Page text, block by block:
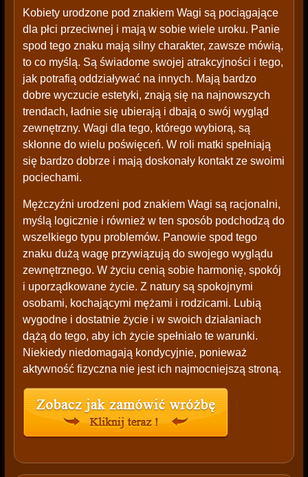
Kobiety urodzone pod znakiem Wagi są pociągające
dla płci przeciwnej i mają w sobie wiele uroku. Panie
spod tego znaku mają silny charakter, zawsze mówią,
to co myślą. Są świadome swojej atrakcyjności i tego,
jak potrafią oddziaływać na innych. Mają bardzo
dobre wyczucie estetyki, znają się na najnowszych
trendach, ładnie się ubierają i dbają o swój wygląd
zewnętrzny. Wagi dla tego, którego wybiorą, są
skłonne do wielu poświęceń. W roli matki spełniają
się bardzo dobrze i mają doskonały kontakt ze swoimi
pociechami.
Mężczyźni urodzeni pod znakiem Wagi są racjonalni,
myślą logicznie i również w ten sposób podchodzą do
wszelkiego typu problemów. Panowie spod tego
znaku dużą wagę przywiązują do swojego wyglądu
zewnętrznego. W życiu cenią sobie harmonię, spokój
i uporządkowane życie. Z natury są spokojnymi
osobami, kochającymi mężami i rodzicami. Lubią
wygodne i dostatnie życie i w swoich działaniach
dążą do tego, aby ich życie spełniało te warunki.
Niekiedy niedomagają kondycyjnie, ponieważ
aktywność fizyczna nie jest ich najmocniejszą stroną.